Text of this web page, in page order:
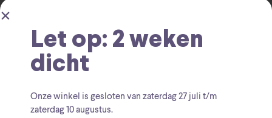
Mooi Tinkerbell beeld.
Let op: 2 weken
dicht
Onze winkel is gesloten van zaterdag27 juli t/m
zaterdag 10 augustus.